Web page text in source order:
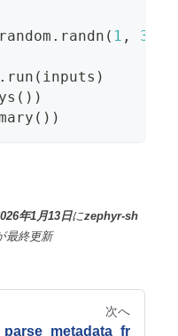
random . randn ( 1 , 3
. run ( inputs )
( ) )
( ) )
年1月13日にzephyr-sh
最終更新
次へ
parse_metadata_fr